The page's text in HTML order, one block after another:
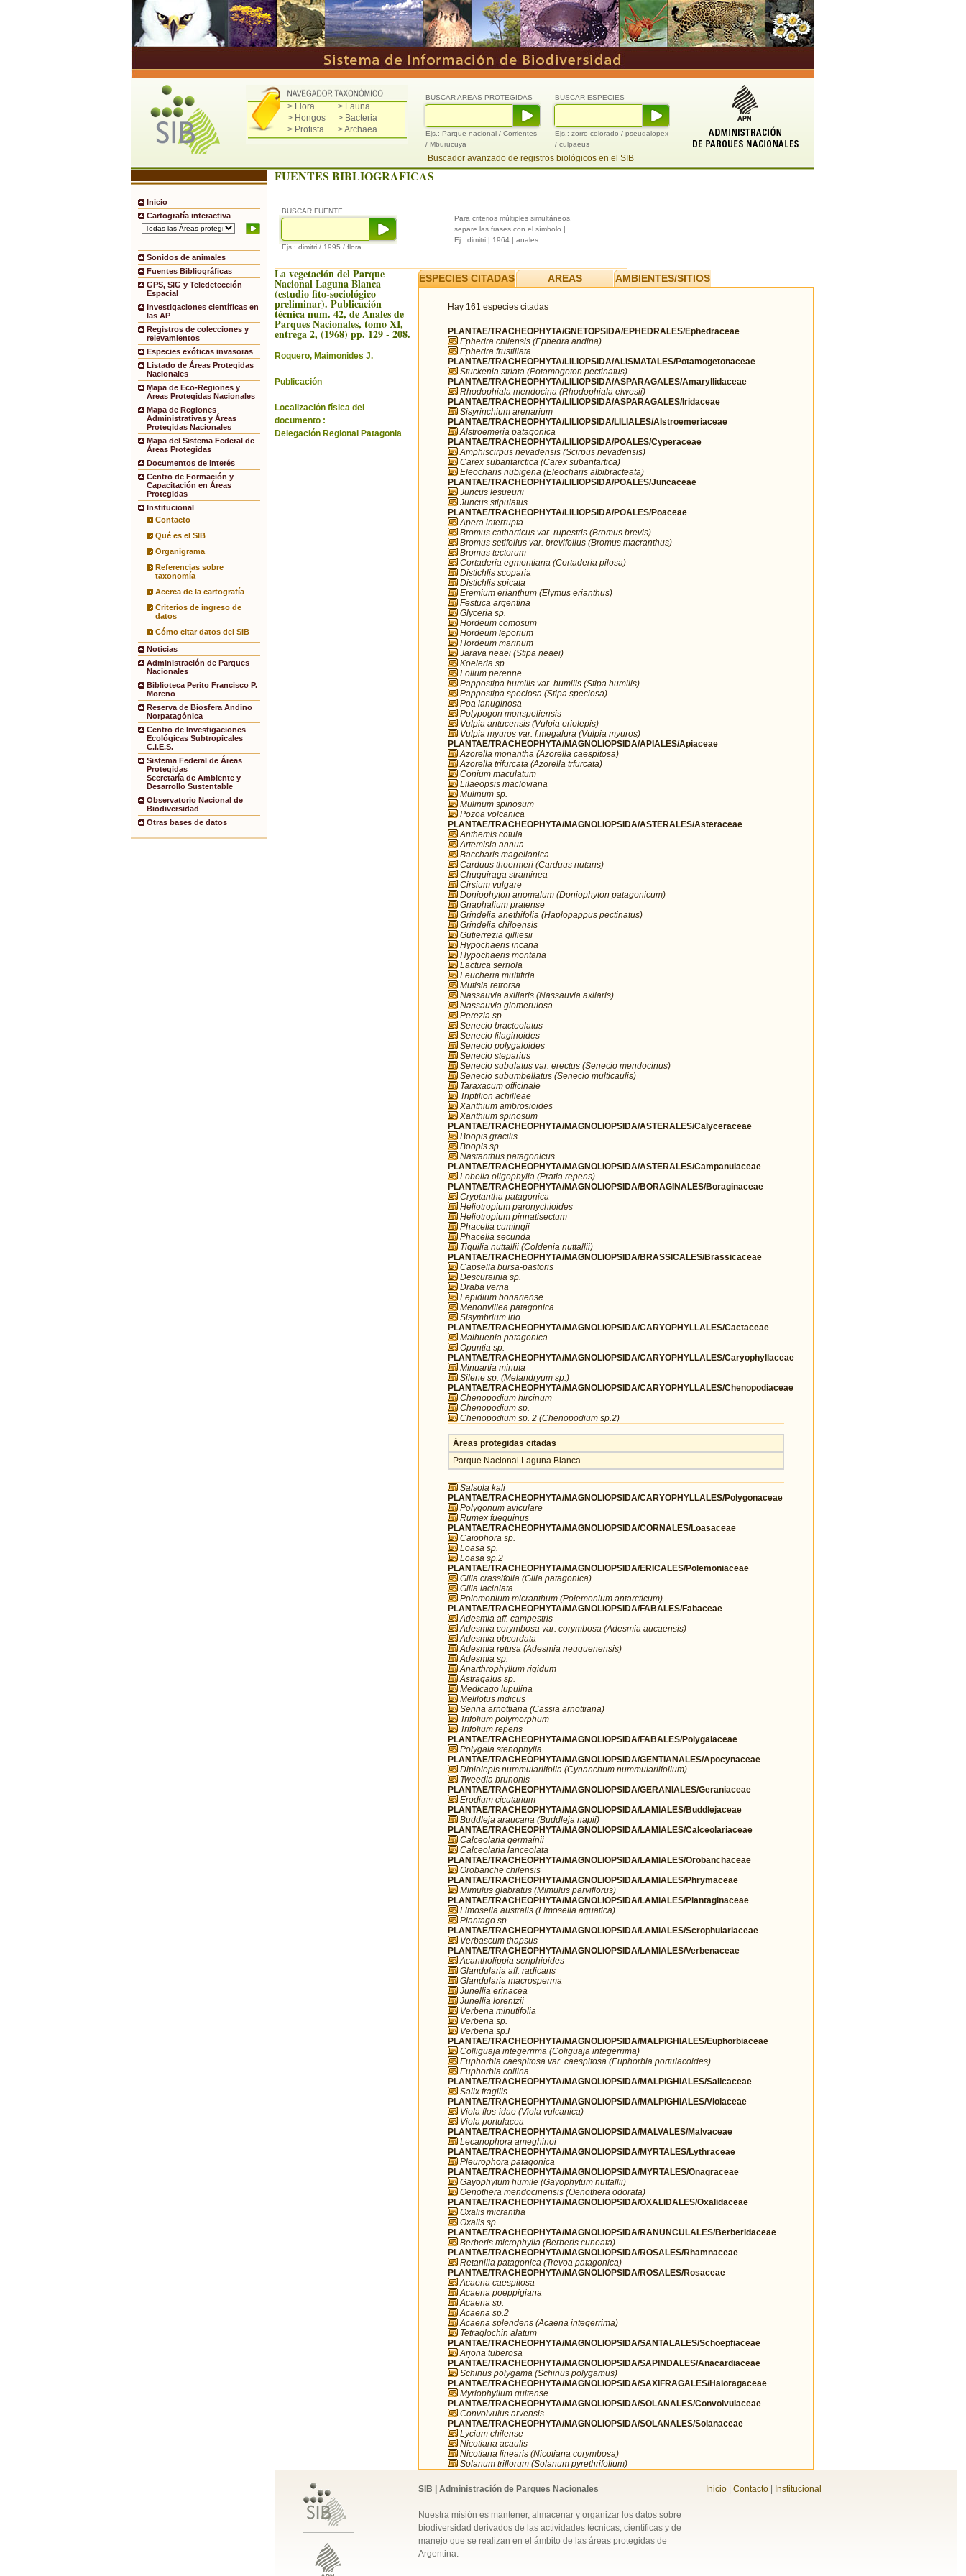
> Flora
> Fauna
> Hongos
> Bacteria
> Protista
> Archaea
BUSCAR ESPECIES
Ejs.: zorro colorado / pseudalopex
/ culpaeus
BUSCAR AREAS PROTEGIDAS
Ejs.: Parque nacional / Corrientes
/ Mburucuya
Buscador avanzado de registros biológicos en el SIB
Inicio
Cartografía interactiva
Sonidos de animales
Fuentes Bibliográficas
GPS, SIG y Teledetección
Espacial
Investigaciones científicas en
las AP
Registros de colecciones y
relevamientos
Especies exóticas invasoras
Listado de Áreas Protegidas
Nacionales
Mapa de Eco-Regiones y
Áreas Protegidas Nacionales
Mapa de Regiones
Administrativas y Áreas
Protegidas Nacionales
Mapa del Sistema Federal de
Áreas Protegidas
Documentos de interés
Centro de Formación y
Capacitación en Áreas
Protegidas
Institucional
Contacto
Qué es el SIB
Organigrama
Referencias sobre
taxonomía
Acerca de la cartografía
Criterios de ingreso de
datos
Cómo citar datos del SIB
Noticias
Administración de Parques
Nacionales
Biblioteca Perito Francisco P.
Moreno
Reserva de Biosfera Andino
Norpatagónica
Centro de Investigaciones
Ecológicas Subtropicales
C.I.E.S.
Sistema Federal de Áreas
Protegidas
Secretaría de Ambiente y
Desarrollo Sustentable
Observatorio Nacional de
Biodiversidad
Otras bases de datos
FUENTES BIBLIOGRAFICAS
BUSCAR FUENTE
Ejs.: dimitri / 1995 / flora
Para criterios múltiples simultáneos,
separe las frases con el símbolo |
Ej.: dimitri | 1964 | anales
La vegetación del Parque
Nacional Laguna Blanca
(estudio fito-sociológico
preliminar). Publicación
técnica num. 42, de Anales de
Parques Nacionales, tomo XI,
entrega 2, (1968) pp. 129 - 208.
Roquero, Maimonides J.
Publicación
Localización física del
documento :
Delegación Regional Patagonia
ESPECIES CITADAS AREAS AMBIENTES/SITIOS
Hay 161 especies citadas
PLANTAE/TRACHEOPHYTA/GNETOPSIDA/EPHEDRALES/Ephedraceae
Ephedra chilensis (Ephedra andina)
Ephedra frustillata
PLANTAE/TRACHEOPHYTA/LILIOPSIDA/ALISMATALES/Potamogetonaceae
Stuckenia striata (Potamogeton pectinatus)
PLANTAE/TRACHEOPHYTA/LILIOPSIDA/ASPARAGALES/Amaryllidaceae
Rhodophiala mendocina (Rhodophiala elwesii)
PLANTAE/TRACHEOPHYTA/LILIOPSIDA/ASPARAGALES/Iridaceae
Sisyrinchium arenarium
PLANTAE/TRACHEOPHYTA/LILIOPSIDA/LILIALES/Alstroemeriaceae
Alstroemeria patagonica
PLANTAE/TRACHEOPHYTA/LILIOPSIDA/POALES/Cyperaceae
Amphiscirpus nevadensis (Scirpus nevadensis)
Carex subantarctica (Carex subantartica)
Eleocharis nubigena (Eleocharis albibracteata)
PLANTAE/TRACHEOPHYTA/LILIOPSIDA/POALES/Juncaceae
Juncus lesueurii
Juncus stipulatus
PLANTAE/TRACHEOPHYTA/LILIOPSIDA/POALES/Poaceae
Apera interrupta
Bromus catharticus var. rupestris (Bromus brevis)
Bromus setifolius var. brevifolius (Bromus macranthus)
Bromus tectorum
Cortaderia egmontiana (Cortaderia pilosa)
Distichlis scoparia
Distichlis spicata
Eremium erianthum (Elymus erianthus)
Festuca argentina
Glyceria sp.
Hordeum comosum
Hordeum leporium
Hordeum marinum
Jarava neaei (Stipa neaei)
Koeleria sp.
Lolium perenne
Pappostipa humilis var. humilis (Stipa humilis)
Pappostipa speciosa (Stipa speciosa)
Poa lanuginosa
Polypogon monspeliensis
Vulpia antucensis (Vulpia eriolepis)
Vulpia myuros var. f.megalura (Vulpia myuros)
PLANTAE/TRACHEOPHYTA/MAGNOLIOPSIDA/APIALES/Apiaceae
Azorella monantha (Azorella caespitosa)
Azorella trifurcata (Azorella trfurcata)
Conium maculatum
Lilaeopsis macloviana
Mulinum sp.
Mulinum spinosum
Pozoa volcanica
PLANTAE/TRACHEOPHYTA/MAGNOLIOPSIDA/ASTERALES/Asteraceae
Anthemis cotula
Artemisia annua
Baccharis magellanica
Carduus thoermeri (Carduus nutans)
Chuquiraga straminea
Cirsium vulgare
Doniophyton anomalum (Doniophyton patagonicum)
Gnaphalium pratense
Grindelia anethifolia (Haplopappus pectinatus)
Grindelia chiloensis
Gutierrezia gilliesii
Hypochaeris incana
Hypochaeris montana
Lactuca serriola
Leucheria multifida
Mutisia retrorsa
Nassauvia axillaris (Nassauvia axilaris)
Nassauvia glomerulosa
Perezia sp.
Senecio bracteolatus
Senecio filaginoides
Senecio polygaloides
Senecio steparius
Senecio subulatus var. erectus (Senecio mendocinus)
Senecio subumbellatus (Senecio multicaulis)
Taraxacum officinale
Triptilion achilleae
Xanthium ambrosioides
Xanthium spinosum
PLANTAE/TRACHEOPHYTA/MAGNOLIOPSIDA/ASTERALES/Calyceraceae
Boopis gracilis
Boopis sp.
Nastanthus patagonicus
PLANTAE/TRACHEOPHYTA/MAGNOLIOPSIDA/ASTERALES/Campanulaceae
Lobelia oligophylla (Pratia repens)
PLANTAE/TRACHEOPHYTA/MAGNOLIOPSIDA/BORAGINALES/Boraginaceae
Cryptantha patagonica
Heliotropium paronychioides
Heliotropium pinnatisectum
Phacelia cumingii
Phacelia secunda
Tiquilia nuttallii (Coldenia nuttallii)
PLANTAE/TRACHEOPHYTA/MAGNOLIOPSIDA/BRASSICALES/Brassicaceae
Capsella bursa-pastoris
Descurainia sp.
Draba verna
Lepidium bonariense
Menonvillea patagonica
Sisymbrium irio
PLANTAE/TRACHEOPHYTA/MAGNOLIOPSIDA/CARYOPHYLLALES/Cactaceae
Maihuenia patagonica
Opuntia sp.
PLANTAE/TRACHEOPHYTA/MAGNOLIOPSIDA/CARYOPHYLLALES/Caryophyllaceae
Minuartia minuta
Silene sp. (Melandryum sp.)
PLANTAE/TRACHEOPHYTA/MAGNOLIOPSIDA/CARYOPHYLLALES/Chenopodiaceae
Chenopodium hircinum
Chenopodium sp.
Chenopodium sp. 2 (Chenopodium sp.2)
Áreas protegidas citadas
Parque Nacional Laguna Blanca
Salsola kali
PLANTAE/TRACHEOPHYTA/MAGNOLIOPSIDA/CARYOPHYLLALES/Polygonaceae
Polygonum aviculare
Rumex fueguinus
PLANTAE/TRACHEOPHYTA/MAGNOLIOPSIDA/CORNALES/Loasaceae
Caiophora sp.
Loasa sp.
Loasa sp.2
PLANTAE/TRACHEOPHYTA/MAGNOLIOPSIDA/ERICALES/Polemoniaceae
Gilia crassifolia (Gilia patagonica)
Gilia laciniata
Polemonium micranthum (Polemonium antarcticum)
PLANTAE/TRACHEOPHYTA/MAGNOLIOPSIDA/FABALES/Fabaceae
Adesmia aff. campestris
Adesmia corymbosa var. corymbosa (Adesmia aucaensis)
Adesmia obcordata
Adesmia retusa (Adesmia neuquenensis)
Adesmia sp.
Anarthrophyllum rigidum
Astragalus sp.
Medicago lupulina
Melilotus indicus
Senna arnottiana (Cassia arnottiana)
Trifolium polymorphum
Trifolium repens
PLANTAE/TRACHEOPHYTA/MAGNOLIOPSIDA/FABALES/Polygalaceae
Polygala stenophylla
PLANTAE/TRACHEOPHYTA/MAGNOLIOPSIDA/GENTIANALES/Apocynaceae
Diplolepis nummulariifolia (Cynanchum nummulariifolium)
Tweedia brunonis
PLANTAE/TRACHEOPHYTA/MAGNOLIOPSIDA/GERANIALES/Geraniaceae
Erodium cicutarium
PLANTAE/TRACHEOPHYTA/MAGNOLIOPSIDA/LAMIALES/Buddlejaceae
Buddleja araucana (Buddleja napii)
PLANTAE/TRACHEOPHYTA/MAGNOLIOPSIDA/LAMIALES/Calceolariaceae
Calceolaria germainii
Calceolaria lanceolata
PLANTAE/TRACHEOPHYTA/MAGNOLIOPSIDA/LAMIALES/Orobanchaceae
Orobanche chilensis
PLANTAE/TRACHEOPHYTA/MAGNOLIOPSIDA/LAMIALES/Phrymaceae
Mimulus glabratus (Mimulus parviflorus)
PLANTAE/TRACHEOPHYTA/MAGNOLIOPSIDA/LAMIALES/Plantaginaceae
Limosella australis (Limosella aquatica)
Plantago sp.
PLANTAE/TRACHEOPHYTA/MAGNOLIOPSIDA/LAMIALES/Scrophulariaceae
Verbascum thapsus
PLANTAE/TRACHEOPHYTA/MAGNOLIOPSIDA/LAMIALES/Verbenaceae
Acantholippia seriphioides
Glandularia aff. radicans
Glandularia macrosperma
Junellia erinacea
Junellia lorentzii
Verbena minutifolia
Verbena sp.
Verbena sp.I
PLANTAE/TRACHEOPHYTA/MAGNOLIOPSIDA/MALPIGHIALES/Euphorbiaceae
Colliguaja integerrima (Coliguaja integerrima)
Euphorbia caespitosa var. caespitosa (Euphorbia portulacoides)
Euphorbia collina
PLANTAE/TRACHEOPHYTA/MAGNOLIOPSIDA/MALPIGHIALES/Salicaceae
Salix fragilis
PLANTAE/TRACHEOPHYTA/MAGNOLIOPSIDA/MALPIGHIALES/Violaceae
Viola flos-idae (Viola vulcanica)
Viola portulacea
PLANTAE/TRACHEOPHYTA/MAGNOLIOPSIDA/MALVALES/Malvaceae
Lecanophora ameghinoi
PLANTAE/TRACHEOPHYTA/MAGNOLIOPSIDA/MYRTALES/Lythraceae
Pleurophora patagonica
PLANTAE/TRACHEOPHYTA/MAGNOLIOPSIDA/MYRTALES/Onagraceae
Gayophytum humile (Gayophytum nuttallii)
Oenothera mendocinensis (Oenothera odorata)
PLANTAE/TRACHEOPHYTA/MAGNOLIOPSIDA/OXALIDALES/Oxalidaceae
Oxalis micrantha
Oxalis sp.
PLANTAE/TRACHEOPHYTA/MAGNOLIOPSIDA/RANUNCULALES/Berberidaceae
Berberis microphylla (Berberis cuneata)
PLANTAE/TRACHEOPHYTA/MAGNOLIOPSIDA/ROSALES/Rhamnaceae
Retanilla patagonica (Trevoa patagonica)
PLANTAE/TRACHEOPHYTA/MAGNOLIOPSIDA/ROSALES/Rosaceae
Acaena caespitosa
Acaena poeppigiana
Acaena sp.
Acaena sp.2
Acaena splendens (Acaena integerrima)
Tetraglochin alatum
PLANTAE/TRACHEOPHYTA/MAGNOLIOPSIDA/SANTALALES/Schoepfiaceae
Arjona tuberosa
PLANTAE/TRACHEOPHYTA/MAGNOLIOPSIDA/SAPINDALES/Anacardiaceae
Schinus polygama (Schinus polygamus)
PLANTAE/TRACHEOPHYTA/MAGNOLIOPSIDA/SAXIFRAGALES/Haloragaceae
Myriophyllum quitense
PLANTAE/TRACHEOPHYTA/MAGNOLIOPSIDA/SOLANALES/Convolvulaceae
Convolvulus arvensis
PLANTAE/TRACHEOPHYTA/MAGNOLIOPSIDA/SOLANALES/Solanaceae
Lycium chilense
Nicotiana acaulis
Nicotiana linearis (Nicotiana corymbosa)
Solanum triflorum (Solanum pyrethrifolium)
SIB | Administración de Parques Nacionales
Nuestra misión es mantener, almacenar y organizar los datos sobre
biodiversidad derivados de las actividades técnicas, científicas y de
manejo que se realizan en el ámbito de las áreas protegidas de
Argentina.
Inicio | Contacto | Institucional